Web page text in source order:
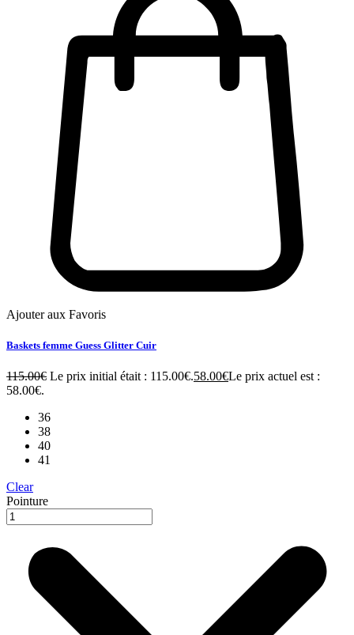
Ajouter aux Favoris
Baskets femme Guess Glitter Cuir
115.00€ Le prix initial était : 115.00€.58.00€Le prix actuel est :
58.00€.
36
38
40
41
Clear
Pointure